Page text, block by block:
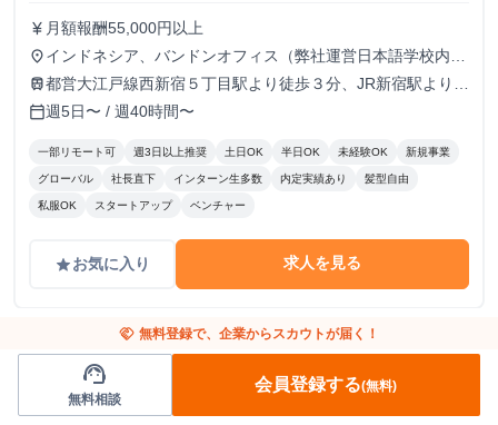
currency_yen 月額報酬55,000円以上
place インドネシア、バンドンオフィス（弊社運営日本語学校内の
オフィス） 住所Jl. Cihanjuang No.06, RT.01/RW.08,
Cihanjuang, Kec. Parongpong, Kabupaten Bandung Barat,
train都営大江戸線西新宿５丁目駅より徒歩３分、JR新宿駅より徒
歩20分、東京メトロ丸の内線西新宿駅より徒歩10分
calendar_today週5日〜 / 週40時間〜
一部リモート可 週3日以上推奨 土日OK 半日OK 未経験OK 新規事業
グローバル 社長直下 インターン生多数 内定実績あり 髪型自由
私服OK スタートアップ ベンチャー
gradeお気に入り 求人を見る
handshake 無料登録で、企業からスカウトが届く！
support_agent
無料相談
会員登録する(無料)